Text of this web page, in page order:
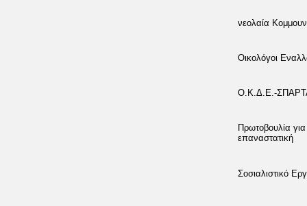
νεολαία
Οικολόγοι
Ο.Κ.Δ.Ε.-
Πρωτοβουλία
επαναστατική
Σοσιαλιστικό